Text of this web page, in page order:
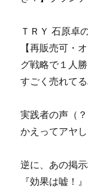
ン
ＴＲＹ 石原卓
【再販売可・
グ戦略で１人勝
すごく売れて
実践者の声（
かえってアヤ
逆に、あの掲示
『効果は嘘！